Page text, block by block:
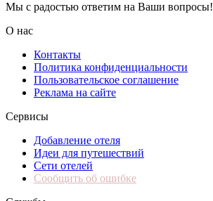
Мы с радостью ответим на Ваши вопросы!
О нас
Контакты
Политика конфиденциальности
Пользовательское соглашение
Реклама на сайте
Сервисы
Добавление отеля
Идеи для путешествий
Сети отелей
Сообщить об ошибке